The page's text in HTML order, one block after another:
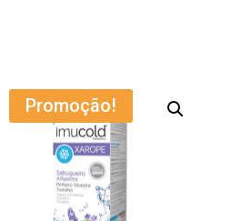
Promoção!